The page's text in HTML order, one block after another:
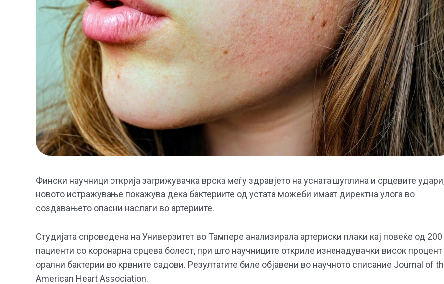
Фински научници открија загрижувачка врска меѓу здравјето на усната шуплина и срцевите
новото истражување покажува дека бактериите од устата можеби имаат директна улога во
создавањето опасни наслаги во артериите.
Студијата спроведена на Универзитет во Тампере анализирала артериски плаки кај повеќе од 200
пациенти со коронарна срцева болест, при што научниците откриле изненадувачки висок процент
орални бактерии во крвните садови. Резултатите биле објавени во научното списание Journal of
American Heart Association.